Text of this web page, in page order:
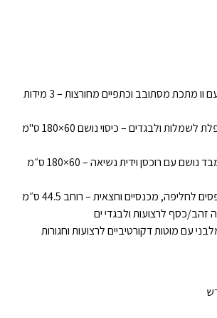
קולב פלסטיק לבן עם וו מתכת מסתובב וכתפיים מחורצות – 3 מידות
שקית אל-בד מתקפלת לשמלות ולבגדים – כיסוי נושם 60×180 ס"מ
כיסוי בגד מתקפל מבד נושם עם רוכסן וידית נשיאה – 60×180 ס״מ
לחליפה, מכנסיים וחצאית – רוחב 44.5 ס״מ
כסף לרצועות ולבגדי ים
עם מוטות דקורטיביים לרצועות וחגורות